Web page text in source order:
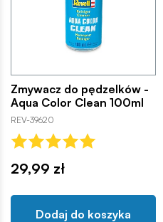
Zmywacz do pędzelków -
Aqua Color Clean 100ml
REV-39620
29,99 zł
Dodaj do koszyka